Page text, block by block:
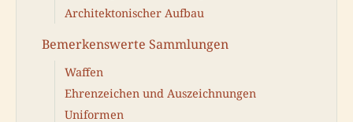
Architektonischer Aufbau
Bemerkenswerte Sammlungen
Waffen
Ehrenzeichen und Auszeichnungen
Uniformen